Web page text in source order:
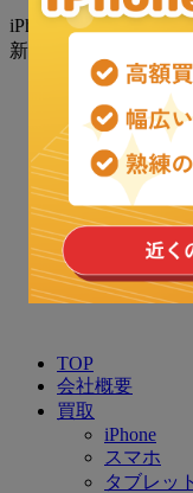
iPhoneの買取・修理
新小岩駅徒歩3分！
TOP
会社概要
買取
iPhone
スマホ
タブレット